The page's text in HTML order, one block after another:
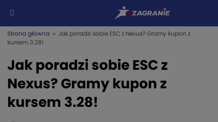
Strona główna » Jak poradzi sobie ESC z Nexus? Gramy kupon z
kursem 3.28!
Jak poradzi sobie ESC z
Nexus? Gramy kupon z
kursem 3.28!